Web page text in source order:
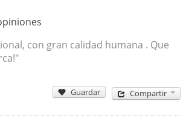
con gran calidad humana . Que
Guardar Compartir